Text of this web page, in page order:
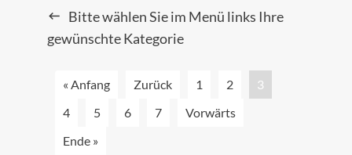
Bitte wählen Sie im Menü links Ihre
gewünschte Kategorie
« Anfang Zurück 1 2
3
4
5 6 7
Vorwärts
Ende »